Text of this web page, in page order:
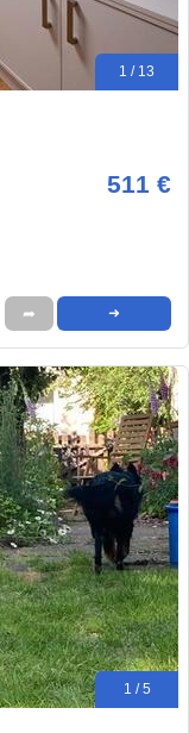
1 / 13
511 €
➦ ➜
1 / 5